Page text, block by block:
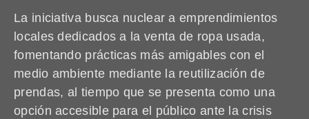
La iniciativa busca nuclear a emprendimientos
locales dedicados a la venta de ropa usada,
fomentando prácticas más amigables con el
medio ambiente mediante la reutilización de
prendas, al tiempo que se presenta como una
opción accesible para el público ante la crisis